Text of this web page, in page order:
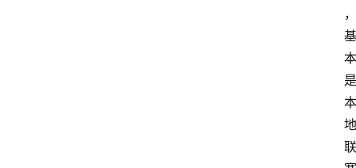
，
基
本
是
本
地
联